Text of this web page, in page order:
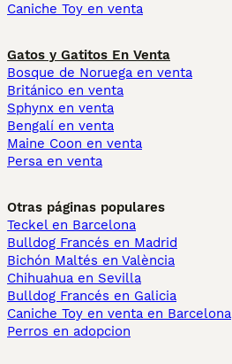
Caniche Toy en venta
Gatos y Gatitos En Venta
Bosque de Noruega en venta
Británico en venta
Sphynx en venta
Bengalí en venta
Maine Coon en venta
Persa en venta
Otras páginas populares
Teckel en Barcelona
Bulldog Francés en Madrid
Bichón Maltés en València
Chihuahua en Sevilla
Bulldog Francés en Galicia
Caniche Toy en venta en Barcelona
Perros en adopcion